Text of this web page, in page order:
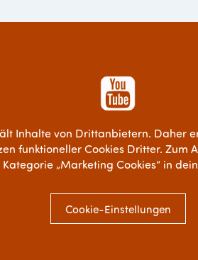
Inhalte von Drittanbietern. Daher
funktioneller Cookies Dritter. Zum
„Marketing Cookies“ in
Cookie-Einstellungen